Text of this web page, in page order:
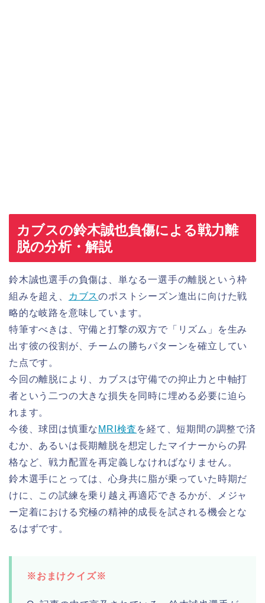
カブスの鈴木誠也負傷による戦力離
脱の分析・解説
鈴木誠也選手の負傷は、単なる一選手の離脱という枠
組みを超え、
カブスのポストシーズン進出に向けた戦
略的な岐路を意味しています。
特筆すべきは、守備と打撃の双方で「リズム」を生み
出す彼の役割が、チームの勝ちパターンを確立してい
た点です。
今回の離脱により、カブスは守備での抑止力と中軸打
者という二つの大きな損失を同時に埋める必要に迫ら
れます。
今後、球団は慎重な MRI検査 を経て、短期間の調整で済
むか、あるいは長期離脱を想定したマイナーからの昇
格など、戦力配置を再定義しなければなりません。
鈴木選手にとっては、心身共に脂が乗っていた時期だ
けに、この試練を乗り越え再適応できるかが、メジャ
ー定着における究極の精神的成長を試される機会とな
るはずです。
※おまけクイズ※